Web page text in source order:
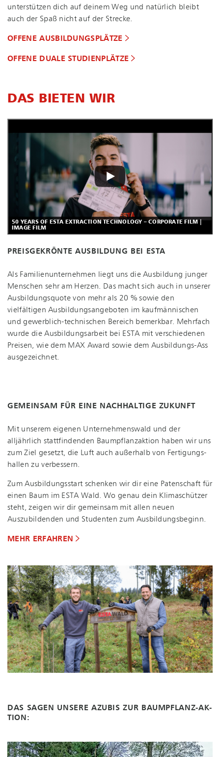
unterstützen dich auf deinem Weg und natürlich bleibt
auch der Spaß nicht auf der Strecke.
OFFENE AUS­BIL­DUNGS­PLÄT­ZE
OFFENE DUALE STUDIENPLÄTZE
DAS BIETEN WIR
50 YEARS OF ESTA EXTRACTION TECHNOLOGY – CORPORATE FILM |
IMAGE FILM
PREISGEKRÖNTE AUSBILDUNG BEI ESTA
Als Fa­mi­li­en­un­ter­neh­men liegt uns die Ausbildung junger
Menschen sehr am Herzen. Das macht sich auch in unserer
Aus­bil­dungs­quo­te von mehr als 20 % sowie den
vielfältigen Aus­bil­dungs­an­ge­bo­ten im kaufmännischen
und ge­werb­lich-tech­ni­schen Bereich bemerkbar. Mehrfach
wurde die Aus­bil­dungs­ar­beit bei ESTA mit verschiedenen
Preisen, wie dem MAX Award sowie dem Ausbildungs-Ass
ausgezeichnet.
GEMEINSAM FÜR EINE NACHHALTIGE ZUKUNFT
Mit unserem eigenen Un­ter­neh­mens­wald und der
alljährlich stattfindenden Baum­pflanz­ak­ti­on haben wir uns
zum Ziel gesetzt, die Luft auch außerhalb von Fer­ti­gungs­
hal­len zu verbessern.
Zum Aus­bil­dungs­start schenken wir dir eine Patenschaft für
einen Baum im ESTA Wald. Wo genau dein Klimaschützer
steht, zeigen wir dir gemeinsam mit allen neuen
Auszubildenden und Studenten zum Aus­bil­dungs­be­ginn.
MEHR ERFAHREN
DAS SAGEN UNSERE AZUBIS ZUR BAUM­PFLANZ-AK­
TI­ON: